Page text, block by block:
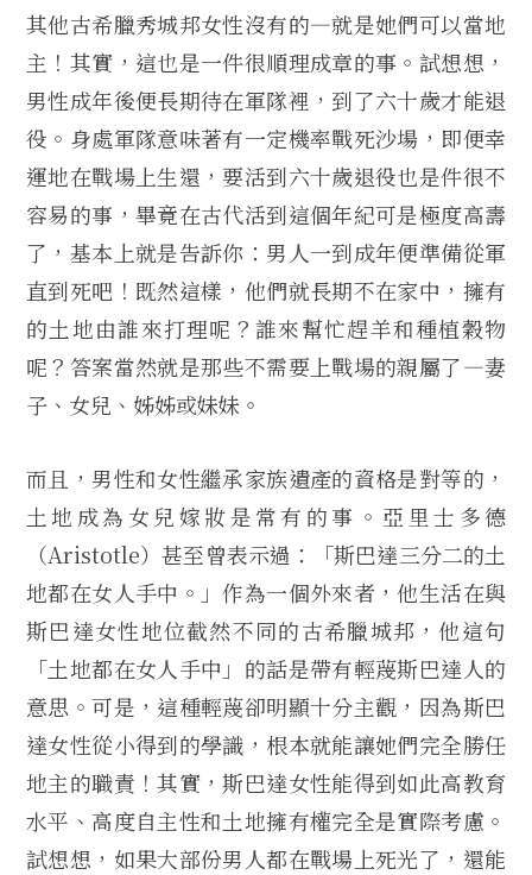
其他古希臘秀城邦女性沒有的—就是她們可以當地
主！其實，這也是一件很順理成章的事。試想想，
男性成年後便長期待在軍隊裡，到了六十歲才能退
役。身處軍隊意味著有一定機率戰死沙場，即便幸
運地在戰場上生還，要活到六十歲退役也是件很不
容易的事，畢竟在古代活到這個年紀可是極度高壽
了，基本上就是告訴你：男人一到成年便準備從軍
直到死吧！既然這樣，他們就長期不在家中，擁有
的土地由誰來打理呢？誰來幫忙趕羊和種植穀物
呢？答案當然就是那些不需要上戰場的親屬了—妻
子、女兒、姊姊或妹妹。
而且，男性和女性繼承家族遺產的資格是對等的，
土地成為女兒嫁妝是常有的事。亞里士多德
（Aristotle）甚至曾表示過：「斯巴達三分二的土
地都在女人手中。」作為一個外來者，他生活在與
斯巴達女性地位截然不同的古希臘城邦，他這句
「土地都在女人手中」的話是帶有輕蔑斯巴達人的
意思。可是，這種輕蔑卻明顯十分主觀，因為斯巴
達女性從小得到的學識，根本就能讓她們完全勝任
地主的職責！其實，斯巴達女性能得到如此高教育
水平、高度自主性和土地擁有權完全是實際考慮。
試想想，如果大部份男人都在戰場上死光了，還能